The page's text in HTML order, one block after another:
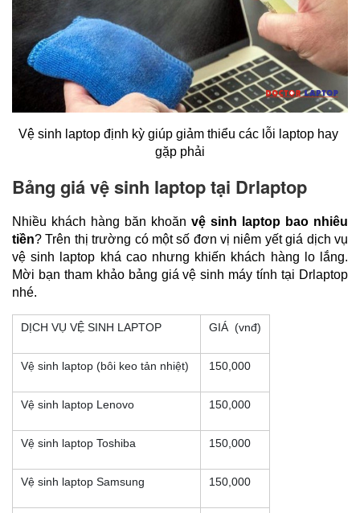
Vệ sinh laptop định kỳ giúp giảm thiểu các lỗi laptop hay
gặp phải
Bảng giá vệ sinh laptop tại Drlaptop
Nhiều khách hàng băn khoăn vệ sinh laptop bao nhiêu
tiền? Trên thị trường có một số đơn vị niêm yết giá dịch vụ
vệ sinh laptop khá cao nhưng khiến khách hàng lo lắng.
Mời bạn tham khảo bảng giá vệ sinh máy tính tại Drlaptop
nhé.
DỊCH VỤ VỆ SINH LAPTOP GIÁ (vnđ)
Vệ sinh laptop (bôi keo tản nhiệt) 150,000
Vệ sinh laptop Lenovo 150,000
Vệ sinh laptop Toshiba 150,000
Vệ sinh laptop Samsung 150,000